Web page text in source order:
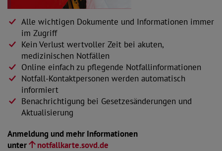
Alle wichtigen Dokumente und Informationen immer
im Zugriff
Kein Verlust wertvoller Zeit bei akuten,
medizinischen Notfällen
Online einfach zu pflegende Notfallinformationen
Notfall-Kontaktpersonen werden automatisch
informiert
Benachrichtigung bei Gesetzesänderungen und
Aktualisierung
Anmeldung und mehr Informationen
unter
notfallkarte.sovd.de